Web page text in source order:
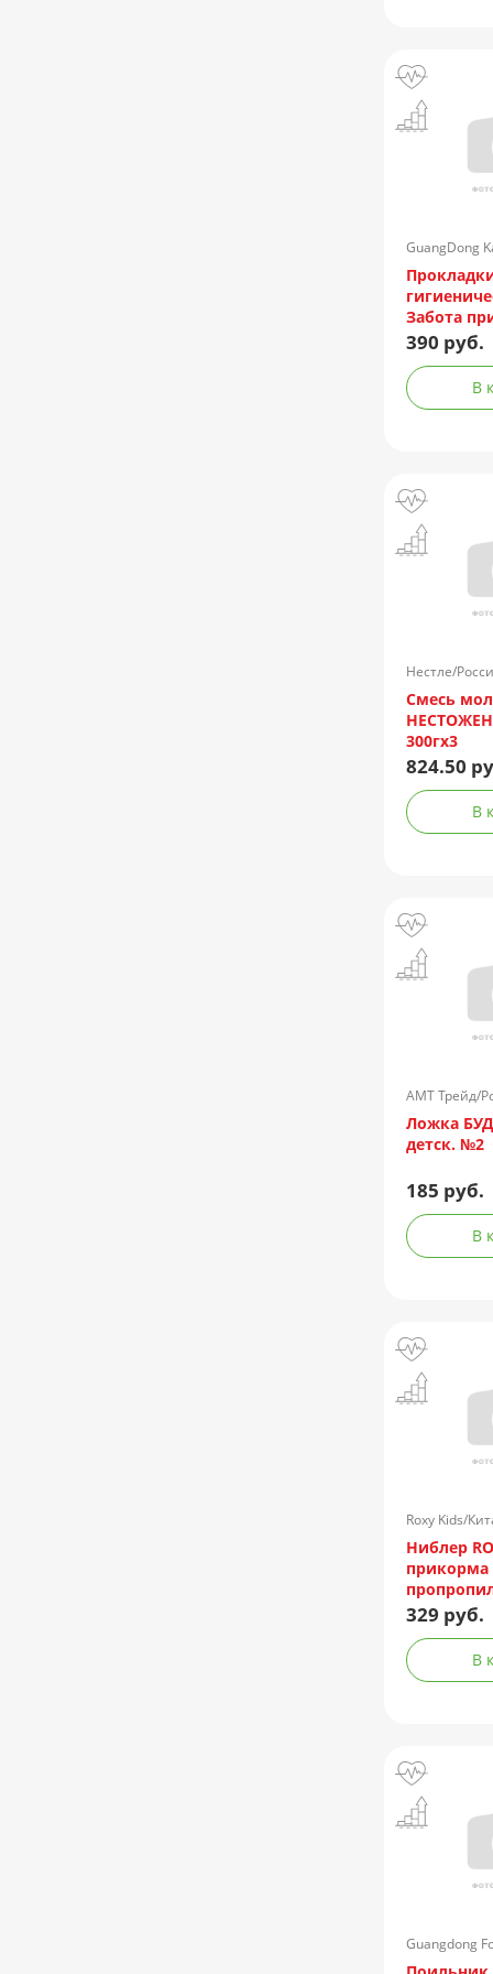
GuangDong
Products Co/
Забота
№20 (мягк.
390 руб.
В
Нестле/
Смесь
300гx3
824.50
В
АМТ Трейд/
Ложка
детск. №2
185 руб.
В
Roxy Kids/
Ниблер
прикорма
001)
329 руб.
В
Guangdong
& Export